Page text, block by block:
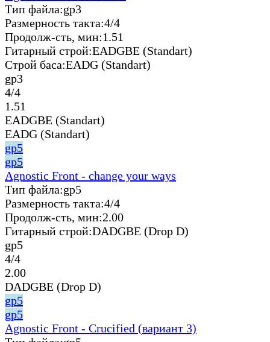
Тип файла:gp3
Размерность такта:4/4
Продолж-сть, мин:1.51
Гитарный строй:EADGBE (Standart)
Строй баса:EADG (Standart)
gp3
4/4
1.51
EADGBE (Standart)
EADG (Standart)
gp5
gp5
Agnostic Front - change your ways
Тип файла:gp5
Размерность такта:4/4
Продолж-сть, мин:2.00
Гитарный строй:DADGBE (Drop D)
gp5
4/4
2.00
DADGBE (Drop D)
gp5
gp5
Agnostic Front - Crucified (вариант 3)